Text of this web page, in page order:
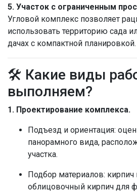
5. Участок с ограниченным
Угловой комплекс позволяет
использовать территорию сада
дачах с компактной планировкой.
🛠 Какие виды
выполняем?
1. Проектирование комплекса.
Подъезд и ориентация:
панорамного вида,
участка.
Подбор материалов:
облицовочный кирпич для